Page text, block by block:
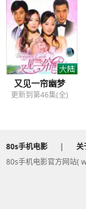
又见一帘幽梦
更新到第46集(全)
80s手机电影 | 关
80s手机电影官方网站(